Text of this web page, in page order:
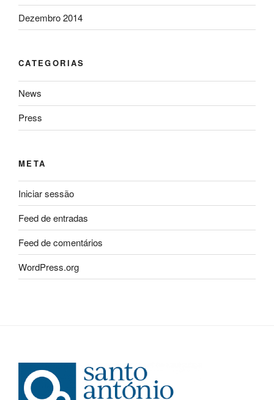
Dezembro 2014
CATEGORIAS
News
Press
META
Iniciar sessão
Feed de entradas
Feed de comentários
WordPress.org